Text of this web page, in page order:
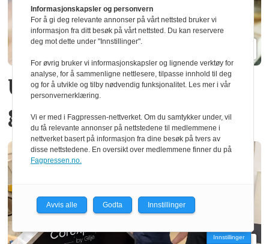
Urter dyrket i norsk
gran
Innstillinger
Informasjonskapsler og personvern
For å gi deg relevante annonser på vårt nettsted bruker vi
informasjon fra ditt besøk på vårt nettsted. Du kan reservere
deg mot dette under "Innstillinger".
For øvrig bruker vi informasjonskapsler og lignende verktøy for
analyse, for å sammenligne nettlesere, tilpasse innhold til deg
og for å utvikle og tilby nødvendig funksjonalitet. Les mer i vår
personvernerklæring.
Vi er med i Fagpressen-nettverket. Om du samtykker under, vil
du få relevante annonser på nettstedene til medlemmene i
nettverket basert på informasjon fra dine besøk på tvers av
disse nettstedene. En oversikt over medlemmene finner du på
Fagpressen.no.
Avvis alle Godta Innstillinger